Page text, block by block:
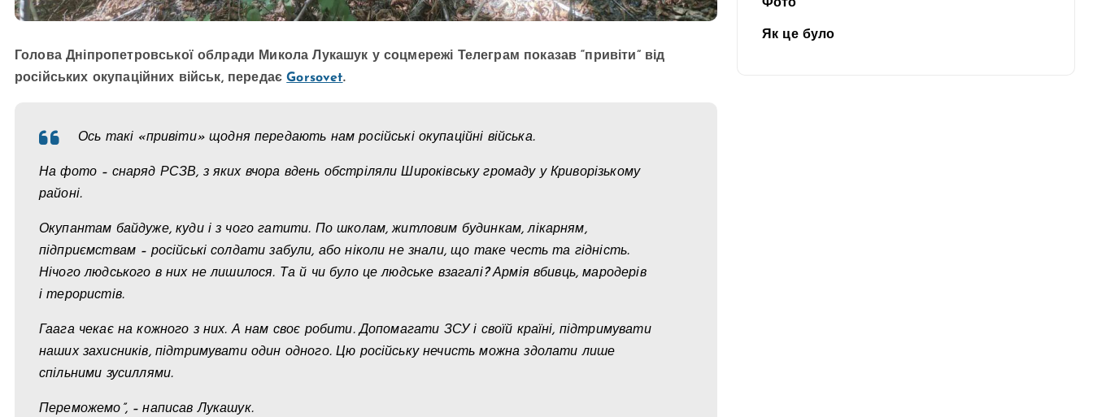
Голова Дніпропетровської облради Микола Лукашук у соцмережі Телеграм показав “привіти” від
російських окупаційних військ, передаєGorsovet.
Ось такі «привіти» щодня передають нам російські окупаційні війська.
На фото – снаряд РСЗВ, з яких вчора вдень обстріляли Широківську громаду у Криворізькому
районі.
Окупантам байдуже, куди і з чого гатити. По школам, житловим будинкам, лікарням,
підприємствам – російські солдати забули, або ніколи не знали, що таке честь та гідність.
Нічого людського в них не лишилося. Та й чи було це людське взагалі? Армія вбивць, мародерів
і терористів.
Гаага чекає на кожного з них. А нам своє робити. Допомагати ЗСУ і своїй країні, підтримувати
наших захисників, підтримувати один одного. Цю російську нечисть можна здолати лише
спільними зусиллями.
Переможемо”, – написав Лукашук.
Фото
Як це було